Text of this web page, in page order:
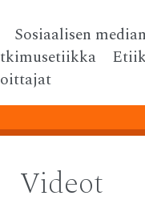
Sosiaalisen
Videot